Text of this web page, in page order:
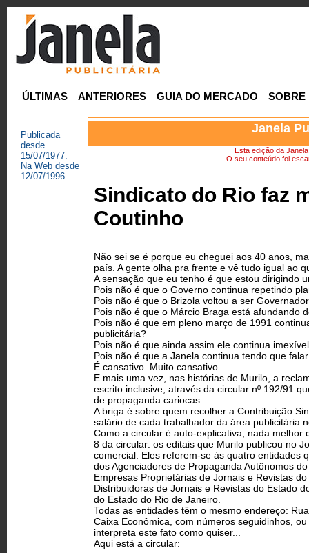
ÚLTIMAS ANTERIORES GUIA DO MERCADO SOBRE
Publicada
desde
15/07/1977.
Na Web desde
12/07/1996.
Janela
Esta edição da
O seu conteúdo foi
Sindicato do Rio faz
Coutinho
Não sei se é porque eu cheguei aos 40 anos,
país. A gente olha pra frente e vê tudo igual ao
A sensação que eu tenho é que estou dirigindo
Pois não é que o Governo continua repetindo
Pois não é que o Brizola voltou a ser
Pois não é que o Márcio Braga está afundando
Pois não é que em pleno março de 1991
publicitária?
Pois não é que ainda assim ele continua
Pois não é que a Janela continua tendo que
É cansativo. Muito cansativo.
E mais uma vez, nas histórias de Murilo, a
escrito inclusive, através da circular nº 192/91
de propaganda cariocas.
A briga é sobre quem recolher a Contribuição
salário de cada trabalhador da área publicitária
Como a circular é auto-explicativa, nada
8 da circular: os editais que Murilo publicou no
comercial. Eles referem-se às quatro entidades
dos Agenciadores de Propaganda Autônomos
Empresas Proprietárias de Jornais e Revistas
Distribuidoras de Jornais e Revistas do Estado
do Estado do Rio de Janeiro.
Todas as entidades têm o mesmo endereço:
Caixa Econômica, com números seguidinhos,
interpreta este fato como quiser...
Aqui está a circular: